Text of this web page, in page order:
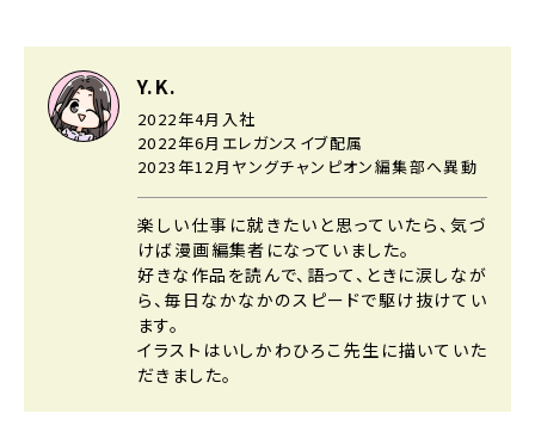
Y.K.
2022年4月入社
2022年6月エレガンスイブ配属
2023年12月ヤングチャンピオン編集部へ異動
楽しい仕事に就きたいと思っていたら、気づ
けば漫画編集者になっていました。
好きな作品を読んで、語って、ときに涙しなが
ら、毎日なかなかのスピードで駆け抜けてい
ます。
イラストはいしかわひろこ先生に描いていた
だきました。